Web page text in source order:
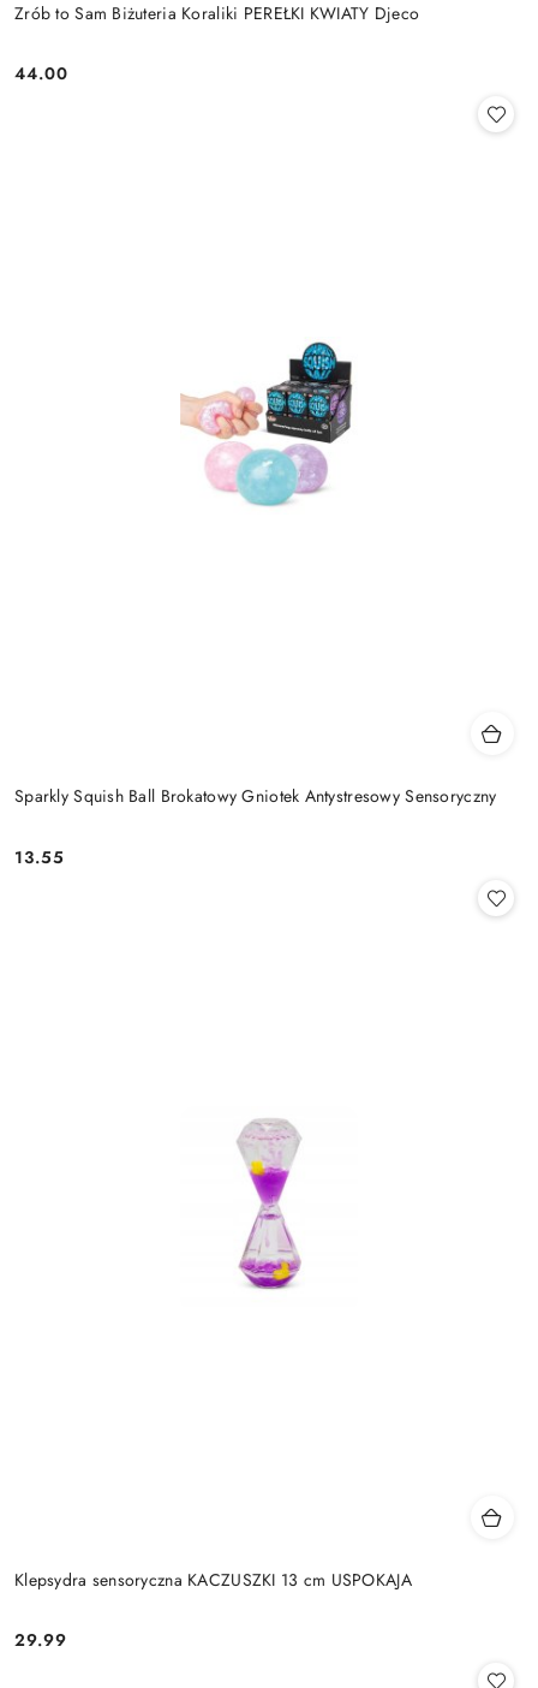
Zrób to Sam Biżuteria Koraliki PEREŁKI KWIATY Djeco
Cena:
44.00
Sparkly Squish Ball Brokatowy Gniotek Antystresowy Sensoryczny
Cena:
13.55
Klepsydra sensoryczna KACZUSZKI 13 cm USPOKAJA
Cena:
29.99